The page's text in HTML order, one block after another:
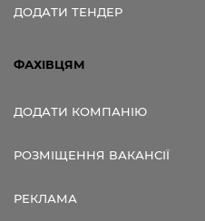
ДОДАТИ ТЕНДЕР
ФАХІВЦЯМ
ДОДАТИ КОМПАНІЮ
РОЗМІЩЕННЯ ВАКАНСІЇ
РЕКЛАМА